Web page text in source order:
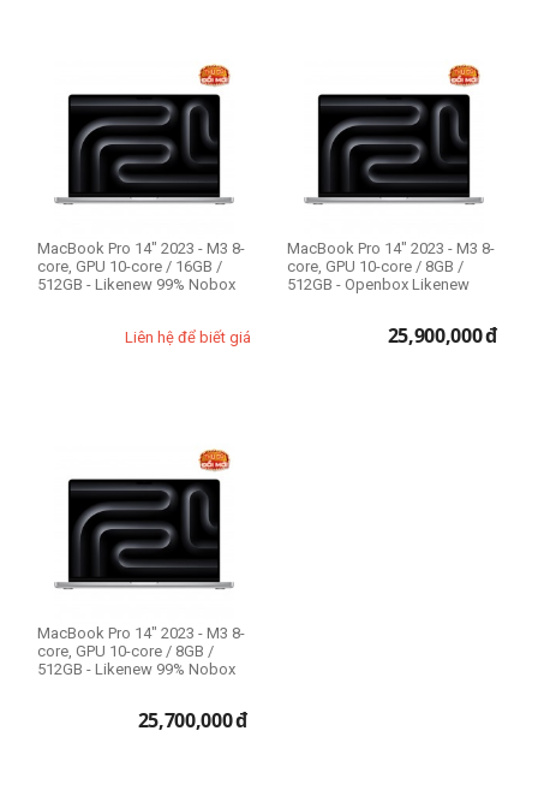
MacBook Pro 14" 2023 - M3 8-
core, GPU 10-core / 16GB /
512GB - Likenew 99% Nobox
Liên hệ để biết giá
MacBook Pro 14" 2023 - M3 8-
core, GPU 10-core / 8GB /
512GB - Openbox Likenew
25,900,000đ
MacBook Pro 14" 2023 - M3 8-
core, GPU 10-core / 8GB /
512GB - Likenew 99% Nobox
25,700,000đ